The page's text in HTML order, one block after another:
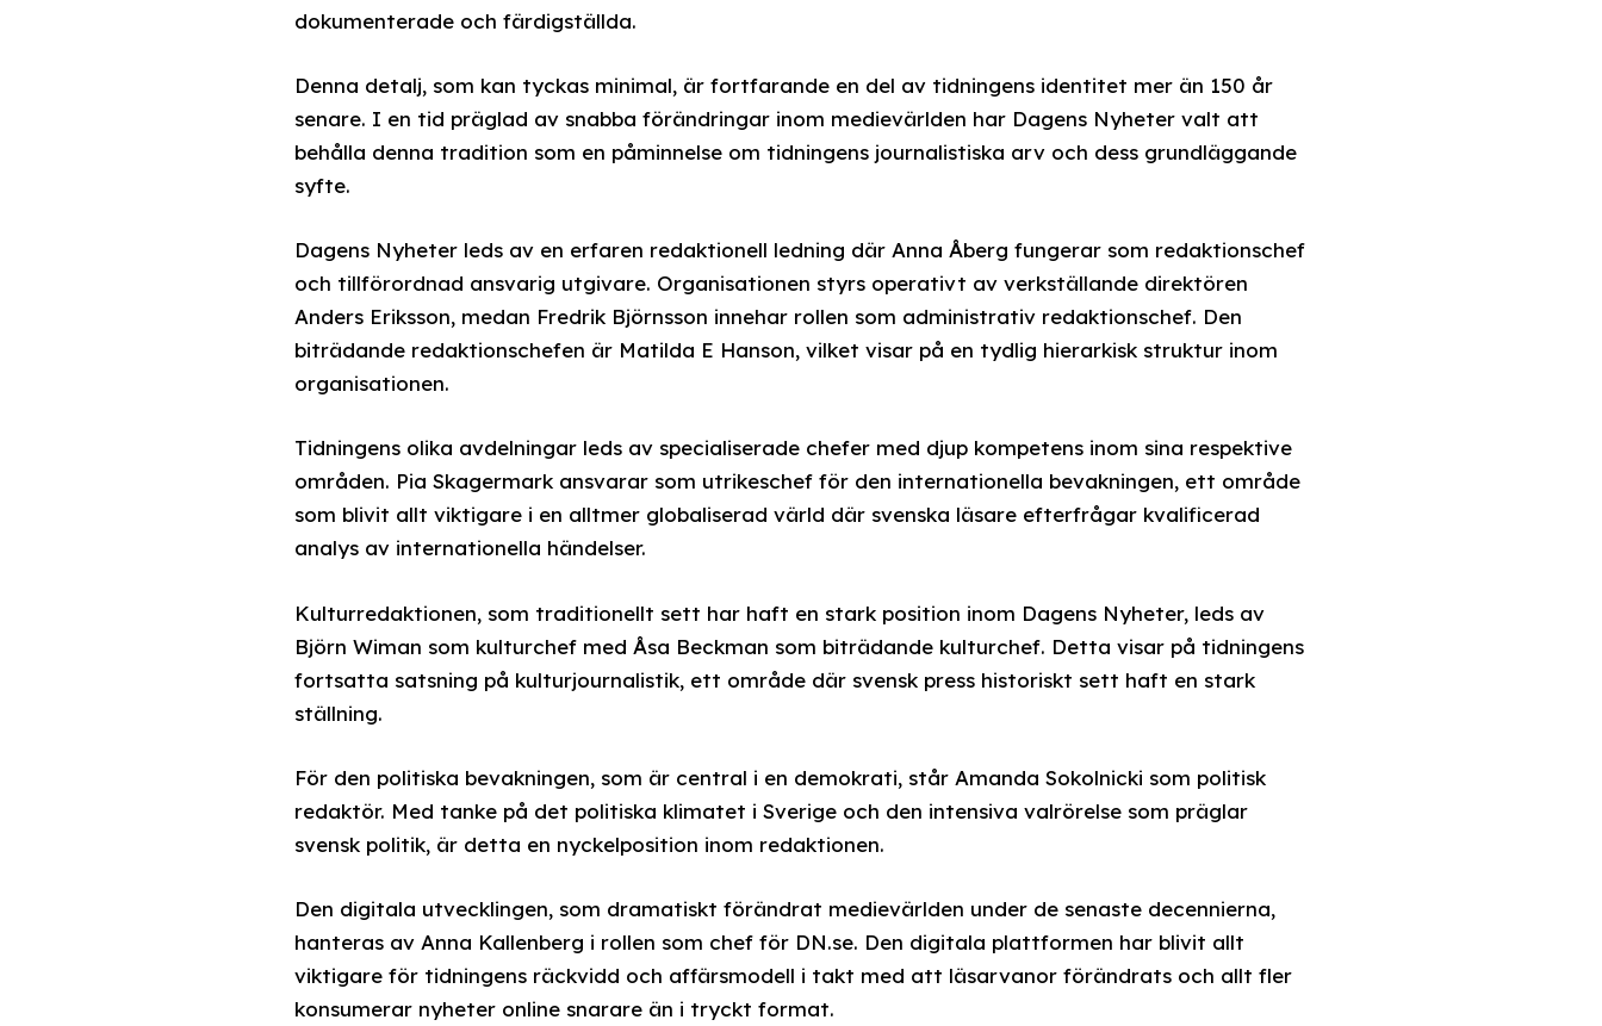
dokumenterade och färdigställda.
Denna detalj, som kan tyckas minimal, är fortfarande en del av tidningens identitet mer än 150 år
senare. I en tid präglad av snabba förändringar inom medievärlden har Dagens Nyheter valt att
behålla denna tradition som en påminnelse om tidningens journalistiska arv och dess grundläggande
syfte.
Dagens Nyheter leds av en erfaren redaktionell ledning där Anna Åberg fungerar som redaktionschef
och tillförordnad ansvarig utgivare. Organisationen styrs operativt av verkställande direktören
Anders Eriksson, medan Fredrik Björnsson innehar rollen som administrativ redaktionschef. Den
biträdande redaktionschefen är Matilda E Hanson, vilket visar på en tydlig hierarkisk struktur inom
organisationen.
Tidningens olika avdelningar leds av specialiserade chefer med djup kompetens inom sina respektive
områden. Pia Skagermark ansvarar som utrikeschef för den internationella bevakningen, ett område
som blivit allt viktigare i en alltmer globaliserad värld där svenska läsare efterfrågar kvalificerad
analys av internationella händelser.
Kulturredaktionen, som traditionellt sett har haft en stark position inom Dagens Nyheter, leds av
Björn Wiman som kulturchef med Åsa Beckman som biträdande kulturchef. Detta visar på tidningens
fortsatta satsning på kulturjournalistik, ett område där svensk press historiskt sett haft en stark
ställning.
För den politiska bevakningen, som är central i en demokrati, står Amanda Sokolnicki som politisk
redaktör. Med tanke på det politiska klimatet i Sverige och den intensiva valrörelse som präglar
svensk politik, är detta en nyckelposition inom redaktionen.
Den digitala utvecklingen, som dramatiskt förändrat medievärlden under de senaste decennierna,
hanteras av Anna Kallenberg i rollen som chef för DN.se. Den digitala plattformen har blivit allt
viktigare för tidningens räckvidd och affärsmodell i takt med att läsarvanor förändrats och allt fler
konsumerar nyheter online snarare än i tryckt format.